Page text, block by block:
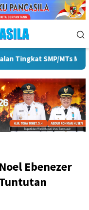
Sosialisasikan
Ebenezer